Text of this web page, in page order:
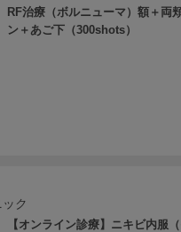
RF治療（ボルニューマ）額＋両
ン＋あご下（300shots）
ク
【オンライン診療】ニキビ内服